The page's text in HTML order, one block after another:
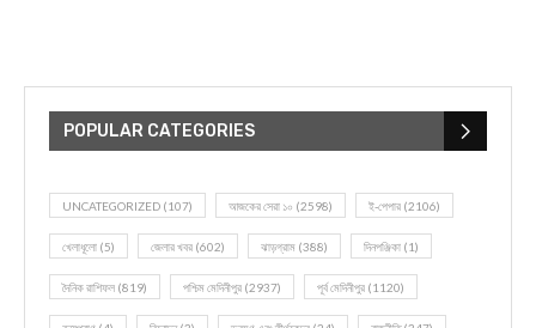
POPULAR CATEGORIES
UNCATEGORIZED (107) আজকের সেরা ১০ (2598) ই-পেপার (2106)
খেলাধূলো (5) জেলার খবর (602) ঝাড়গ্রাম (388) দিনপঞ্জিকা (1)
দৈনিক রাশিফল (819) পশ্চিম মেদিনীপুর (2937) পূর্ব মেদিনীপুর (1120)